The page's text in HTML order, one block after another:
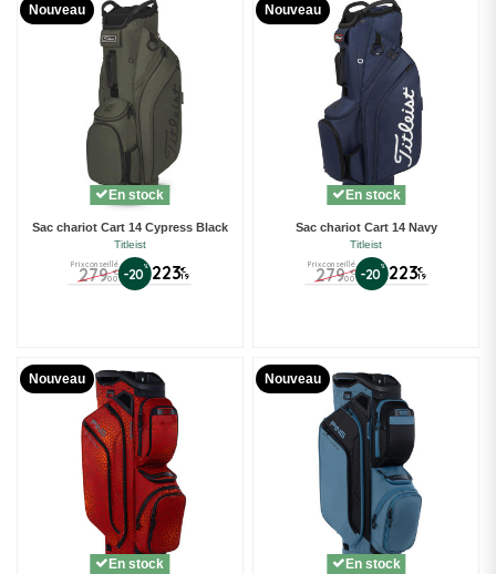
Nouveau
En stock
Sac chariot Cart 14 Cypress Black
Titleist
Prix conseillé
279 €
00 -20% 223€
19
Nouveau
En stock
Sac chariot Cart 14 Navy
Titleist
Prix conseillé
279 €
00 -20% 223€
19
Nouveau
En stock
Nouveau
En stock